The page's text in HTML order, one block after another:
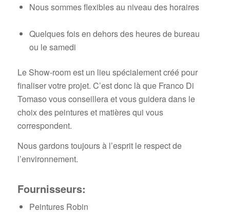
Nous sommes flexibles au niveau des horaires
Quelques fois en dehors des heures de bureau
ou le samedi
Le Show-room est un lieu spécialement créé pour
finaliser votre projet. C’est donc là que Franco Di
Tomaso vous conseillera et vous guidera dans le
choix des peintures et matières qui vous
correspondent.
Nous gardons toujours à l’esprit le respect de
l’environnement.
Fournisseurs:
Peintures Robin